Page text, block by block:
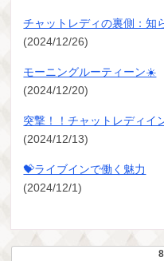
チャットレディの裏側：知
(2024/12/26)
モーニングルーティーン☀️
(2024/12/20)
突撃！！チャットレディイ
(2024/12/13)
💝ライブインで働く魅力
(2024/12/1)